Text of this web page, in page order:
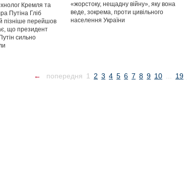
Кремля та
Путіна Гліб
пізніше перейшов
що президент
сильно
«жорстоку, нещадну війну», яку вона
веде, зокрема, проти цивільного
населення України
← попередня 1 2 3 4 5 6 7 8 9 10 19